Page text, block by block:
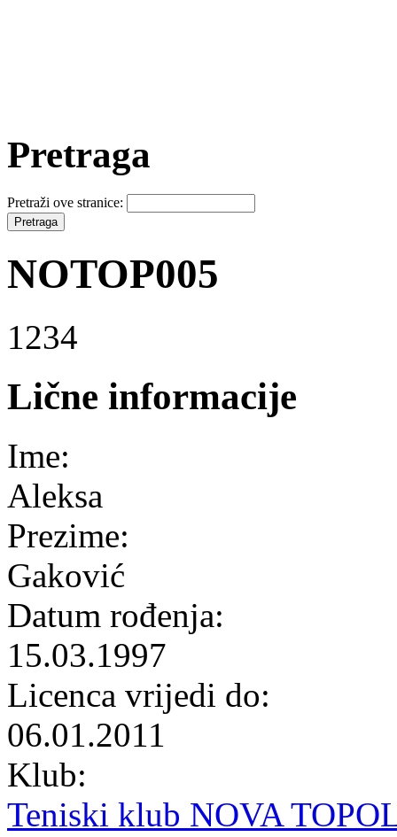
Pretraga
Pretraži ove stranice:
NOTOP005
1234
Lične informacije
Ime:
Aleksa
Prezime:
Gaković
Datum rođenja:
15.03.1997
Licenca vrijedi do:
06.01.2011
Klub:
Teniski klub NOVA